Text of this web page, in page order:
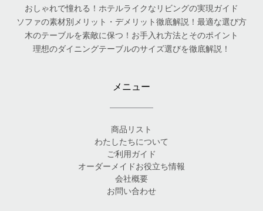
おしゃれで憧れる！ホテルライクなリビングの実現ガイド
ソファの素材別メリット・デメリット徹底解説！最適な選び方
木のテーブルを素敵に保つ！お手入れ方法とそのポイント
理想のダイニングテーブルのサイズ選びを徹底解説！
メニュー
商品リスト
わたしたちについて
ご利用ガイド
オーダーメイドお役立ち情報
会社概要
お問い合わせ